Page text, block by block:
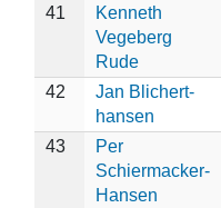
41
Kenneth
Vegeberg
Rude
42
Jan Blichert-
hansen
43
Per
Schiermacker-
Hansen